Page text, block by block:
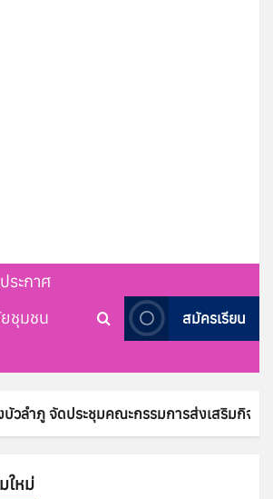
ประกาศ
ชุมชน
สมัครเรียน
วลำภู จัดประชุมคณะกรรมการส่งเสริมกิจ
ใหม่